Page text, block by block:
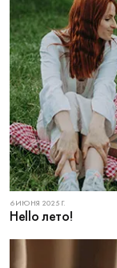
6 ИЮНЯ 2025 Г.
Hello лето!